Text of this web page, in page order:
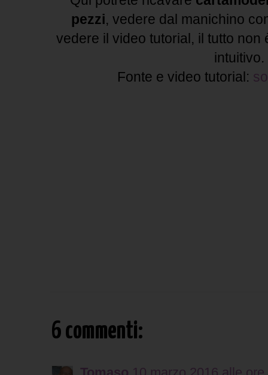
pezzi, vedere dal manichino
vedere il video tutorial, il tutto non
intuitivo.
Fonte e video tutorial:
6 commenti: